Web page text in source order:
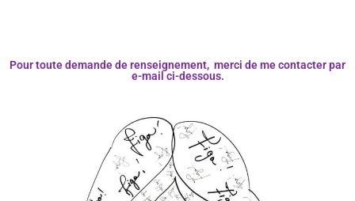
Pour toute demande de renseignement, merci de me contacter par
e-mail ci-dessous.